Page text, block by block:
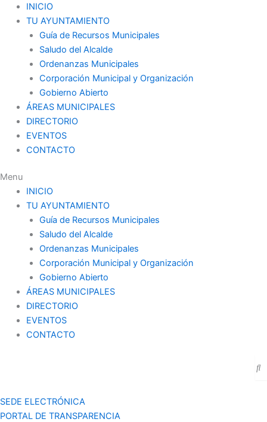
INICIO
TU AYUNTAMIENTO
Guía de Recursos Municipales
Saludo del Alcalde
Ordenanzas Municipales
Corporación Municipal y Organización
Gobierno Abierto
ÁREAS MUNICIPALES
DIRECTORIO
EVENTOS
CONTACTO
Menu
INICIO
TU AYUNTAMIENTO
Guía de Recursos Municipales
Saludo del Alcalde
Ordenanzas Municipales
Corporación Municipal y Organización
Gobierno Abierto
ÁREAS MUNICIPALES
DIRECTORIO
EVENTOS
CONTACTO
SEDE ELECTRÓNICA
PORTAL DE TRANSPARENCIA